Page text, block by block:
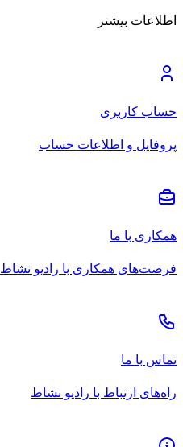
اطلاعات بیشتر
حساب کاربری
پروفایل و اطلاعات حساب
همکاری با ما
فرصت‌های همکاری با رادیو نشاط
تماس با ما
راه‌های ارتباط با رادیو نشاط